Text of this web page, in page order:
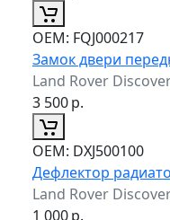
ОЕМ: FQJ000217
Замок двери
Land Rover
3 500р.
ОЕМ: DXJ500100
Дефлектор
Land Rover
1 000р.